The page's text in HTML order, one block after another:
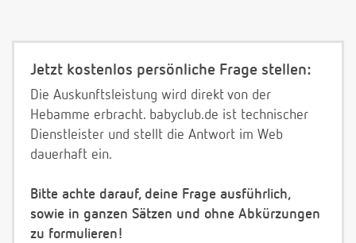
Jetzt kostenlos persönliche Frage stellen:
Die Auskunftsleistung wird direkt von der
Hebamme erbracht. babyclub.de ist technischer
Dienstleister und stellt die Antwort im Web
dauerhaft ein.
Bitte achte darauf, deine Frage ausführlich,
sowie in ganzen Sätzen und ohne Abkürzungen
zu formulieren!